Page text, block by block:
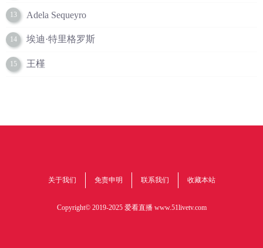
13 Adela Sequeyro
14 埃迪·特里格罗斯
15 王槿
关于我们 免责申明 联系我们 收藏本站
Copyright© 2019-2025 爱看直播 www.51livetv.com